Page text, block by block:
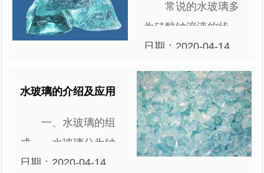
简单、适应各种不同
基层等优点，可以广
常说的水玻璃多
为硅酸钠溶液的状
态，在南方也是多成
为水玻璃，在北方被
称之为泡花碱。
1、水玻璃的粘结力
和强度比较高。水玻
璃在硬化后的主要成
日期：2020-04-14
水玻璃​的介绍及应用
一、水玻璃的组
成 水玻璃分为钠
水玻璃和钾水玻璃两
日期：2020-04-14